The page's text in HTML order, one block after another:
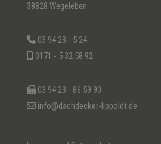
38828 Wegeleben
03 94 23 - 5 24
0171 - 5 32 58 92
03 94 23 - 86 59 90
info@dachdecker-lippoldt.de